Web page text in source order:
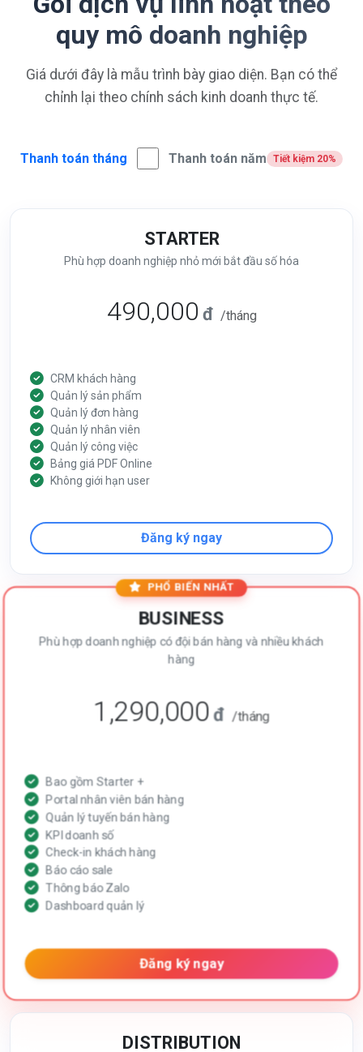
quy mô doanh nghiệp
Giá dưới đây là mẫu trình bày giao diện. Bạn có thể
chỉnh lại theo chính sách kinh doanh thực tế.
Thanh toán tháng Thanh toán năm Tiết kiệm 20%
STARTER
Phù hợp doanh nghiệp nhỏ mới bắt đầu số hóa
490,000 đ /tháng
CRM khách hàng
Quản lý sản phẩm
Quản lý đơn hàng
Quản lý nhân viên
Quản lý công việc
Bảng giá PDF Online
Không giới hạn user
Đăng ký ngay
PHỔ BIẾN NHẤT
BUSINESS
Phù hợp doanh nghiệp có đội bán hàng và nhiều khách
hàng
1,290,000đ /tháng
Bao gồm Starter +
Portal nhân viên bán hàng
Quản lý tuyến bán hàng
KPI doanh số
Check-in khách hàng
Báo cáo sale
Thông báo Zalo
Dashboard quản lý
Đăng ký ngay
DISTRIBUTION